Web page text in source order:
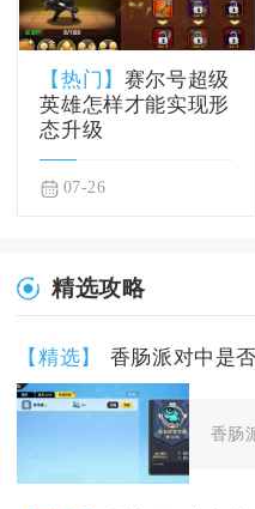
【热门】 赛尔号超级
英雄怎样才能实现形
态升级
07-26
精选攻略
【精选】 香肠派对中是
香肠